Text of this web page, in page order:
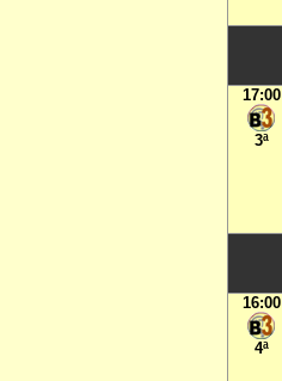
17:00
3ª
16:00
4ª